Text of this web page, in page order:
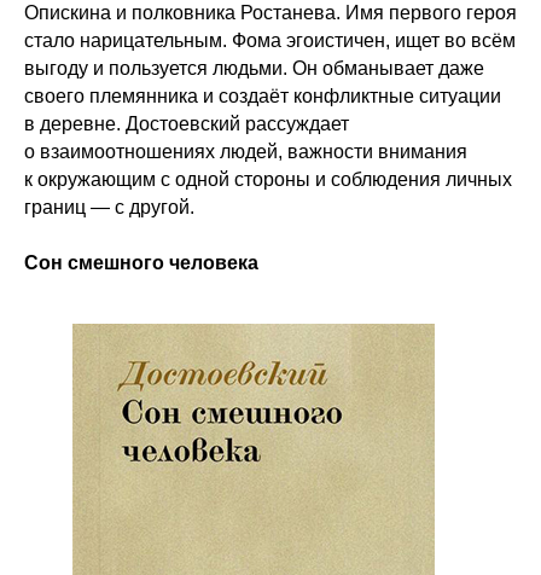
Опискина и полковника Ростанева. Имя первого героя
стало нарицательным. Фома эгоистичен, ищет во всём
выгоду и пользуется людьми. Он обманывает даже
своего племянника и создаёт конфликтные ситуации
в деревне. Достоевский рассуждает
о взаимоотношениях людей, важности внимания
к окружающим с одной стороны и соблюдения личных
границ — с другой.
Сон смешного человека